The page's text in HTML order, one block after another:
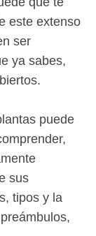
este extenso
ser
ya sabes,
puede
sus
tipos y la